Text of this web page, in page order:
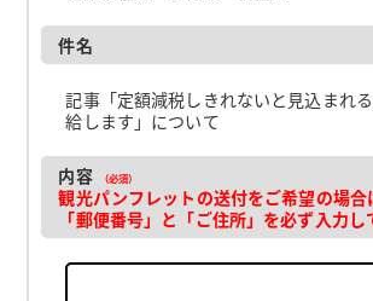
件名
記事「定額減税しきれないと見込まれ
給します」について
内容 （必須）
観光パンフレットの送付をご希望の場合
「郵便番号」と「ご住所」を必ず入力し